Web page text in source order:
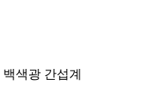
백색광 간섭계